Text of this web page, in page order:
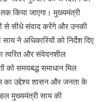
किया जाएगा। मुख्यमंत्री
से सीधे संवाद करेंगे और उनकी
ने अधिकारियों को निर्देश दिए
त्वरित और संवेदनशील
को समयबद्ध समाधान मिल
का उद्देश्य शासन और जनता के
मुख्यमंत्री साय की